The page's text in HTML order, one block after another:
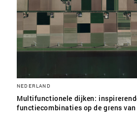
NEDERLAND
Multifunctionele dijken:
functiecombinaties op de grens